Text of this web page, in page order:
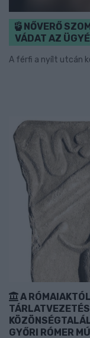
NŐVERŐ
VÁDAT AZ
A férfi a nyílt utcán
A
GYŐRI RÓMER